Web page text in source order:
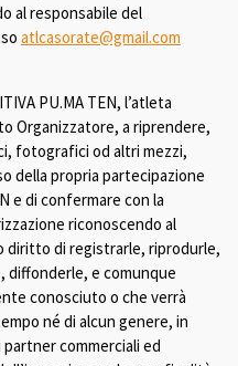
al responsabile del
atlcasorate@gmail.com
PU.MA TEN, l’atleta
Organizzatore, a riprendere,
fotografici od altri mezzi,
della propria partecipazione
e di confermare con la
riconoscendo al
diritto di registrarle, riprodurle,
diffonderle, e comunque
conosciuto o che verrà
né di alcun genere, in
commerciali ed